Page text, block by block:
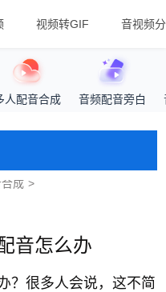
视频转GIF 音视频
人配音合成 音频配音旁白
成 >
音怎么办
？很多人会说，这不简